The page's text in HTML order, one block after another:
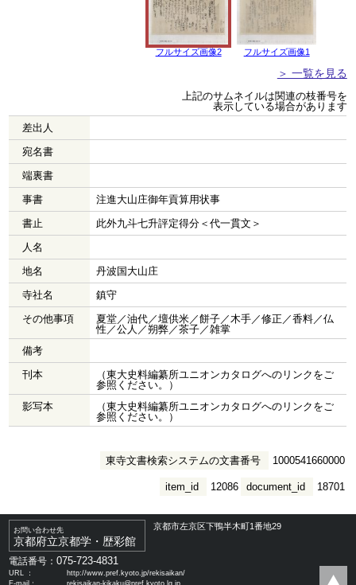
フルサイズ画像2 フルサイズ画像1
＞ 一覧を見る
上記のサムネイルは関連の枝番号を
表示している場合があります
差出人
宛名書
端裏書
事書
注進大山庄御年貢算用状事
書止
此外九斗七升評定得分＜代一貫文＞
人名
地名
丹波国大山庄
寺社名
鎮守
その他事項
夏堂／油代／壇供米／餅子／木手／修正／香料／仏
性／公人／朔弊／茶子／雑掌
備考
刊本
（東大史料編纂所ユニオンカタログへのリンクをご
参照ください。）
影写本
（東大史料編纂所ユニオンカタログへのリンクをご
参照ください。）
東寺文書検索システムの文書番号 1000541660000
document_id 18701
item_id 12086
お問い合わせ先
京都府立京都学・歴彩館
京都市左京区下鴨半木町1番地29
電話番号：075-723-4831
URL ：
http://www.pref.kyoto.jp/rekisaikan/
E-mail：
rekisaikan-kikaku@pref.kyoto.lg.jp